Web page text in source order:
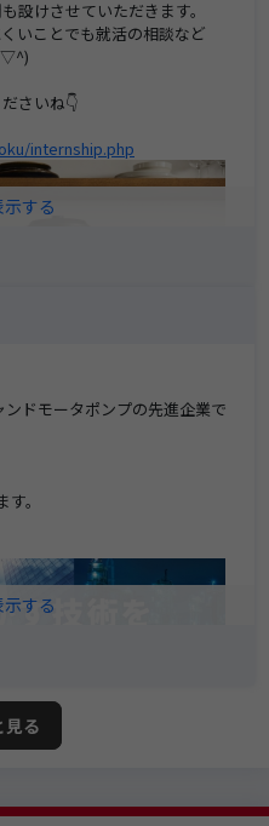
設けさせていただきます。
いことでも就活の相談など
さいね👇
internship.php
ドモータポンプの先進企業で
。
見る